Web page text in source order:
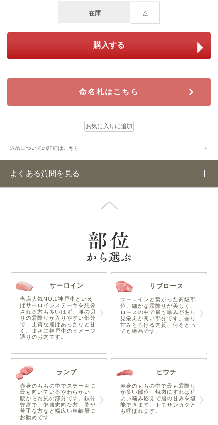
在庫 △
命名札はこちら
返品についての詳細はこちら
よくある質問を見る
サーロイン
当店人気NO.1神戸牛といえ
ばサーロインステーキを想像
される方も多いはず。腰の辺
りの霜降りが入りやすい部分
で、上質な脂はあっさりと甘
く、まさに神戸牛のイメージ
通りのお肉です。
リブロース
サーロインと繋がった高級部
位。細かな霜降りが美しく、
ロースの中で最も厚みがあり
見栄えが良い部分です。香り
甘みとろける肉質、何をとっ
ても絶品です。
ランプ
赤身のももの中でステーキに
最も向いているやわらかい、
腰からお尻の部分です。鉄分
豊富で、健康志向な方、脂が
苦手な方など幅広い年齢層に
お勧めです
ヒウチ
赤身のももの中で最も霜降り
が多い部位 焼肉にすれば程
よい噛み応えで脂の甘みを堪
能できます。トモサンカクと
も呼ばれます。